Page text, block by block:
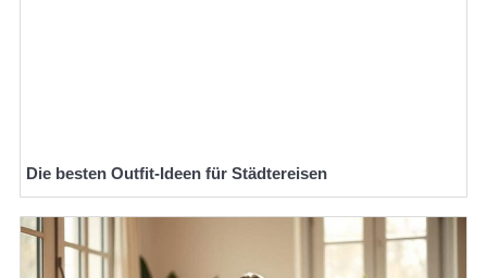
Die besten Outfit-Ideen für Städtereisen